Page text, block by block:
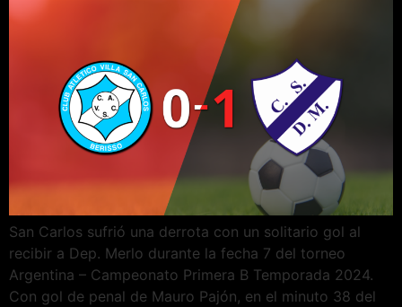
San Carlos sufrió una derrota con un solitario gol al
recibir a Dep. Merlo durante la fecha 7 del torneo
Argentina – Campeonato Primera B Temporada 2024.
Con gol de penal de Mauro Pajón, en el minuto 38 del